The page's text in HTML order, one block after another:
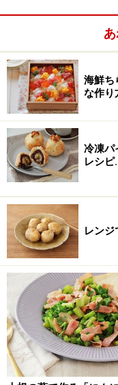
レットレシピ
出典： 3つの材料で
菓子レシピ] All About
フランスのクレープ
ば粉と卵、塩の3つ
と卵とチーズを乗せ
もっちりの美味し
海鮮ち
な作り
冷凍パ
レシピ
レン